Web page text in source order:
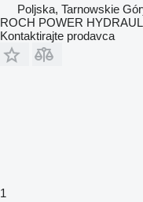
Poljska, Tarnowskie
ROCH POWER
Kontaktirajte prodavca
1